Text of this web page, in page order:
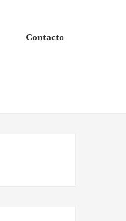
Contacto